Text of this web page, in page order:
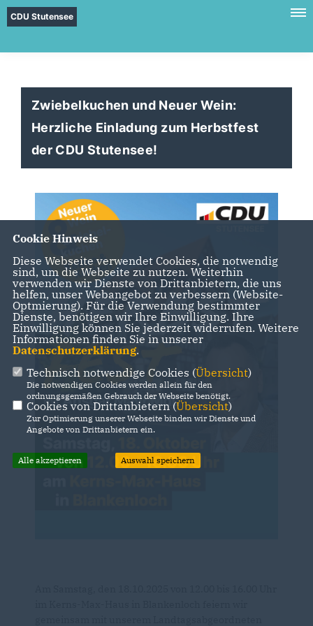
CDU Stutensee
Zwiebelkuchen und Neuer Wein:
Herzliche Einladung zum Herbstfest
der CDU Stutensee!
Cookie Hinweis
Diese Webseite verwendet Cookies, die notwendig
sind, um die Webseite zu nutzen. Weiterhin
verwenden wir Dienste von Drittanbietern, die uns
helfen, unser Webangebot zu verbessern (Website-
Optmierung). Für die Verwendung bestimmter
Dienste, benötigen wir Ihre Einwilligung. Ihre
Einwilligung können Sie jederzeit widerrufen. Weitere
Informationen finden Sie in unserer
Datenschutzerklärung.
Technisch notwendige Cookies (Übersicht)
Die notwendigen Cookies werden allein für den
ordnungsgemäßen Gebrauch der Webseite benötigt.
Cookies von Drittanbietern (Übersicht)
Zur Optimierung unserer Webseite binden wir Dienste und
Angebote von Drittanbietern ein.
Alle akzeptieren Auswahl speichern